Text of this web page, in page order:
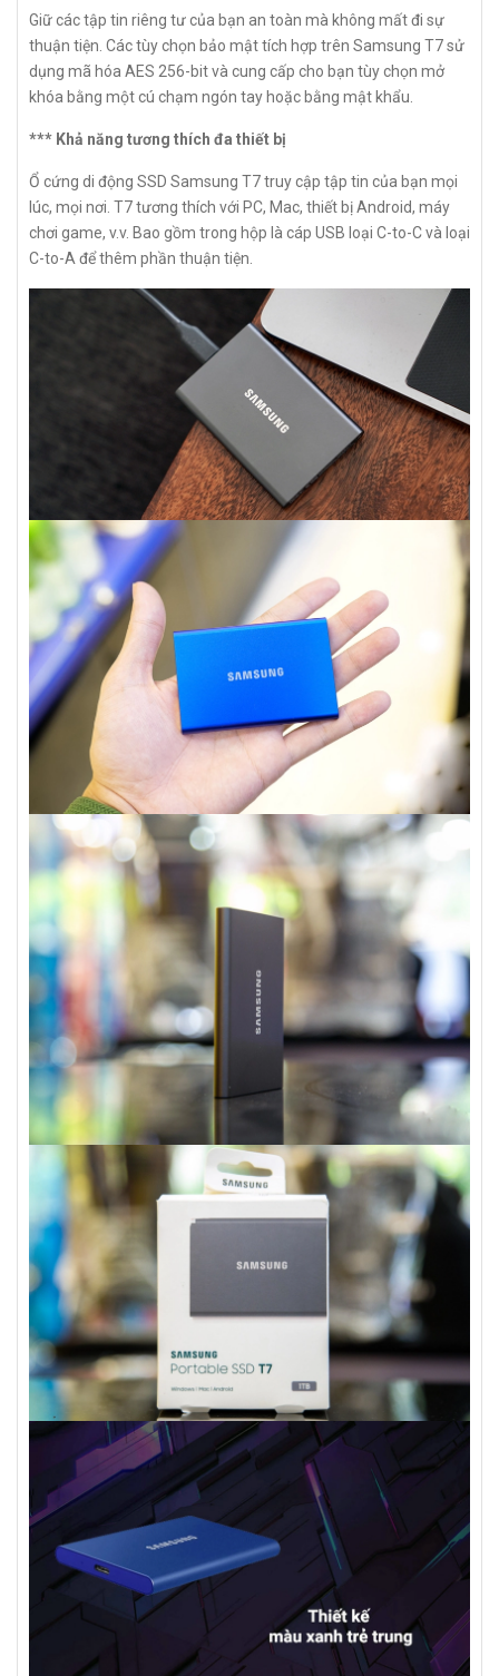
Giữ các tập tin riêng tư của bạn an toàn mà không mất đi sự
thuận tiện. Các tùy chọn bảo mật tích hợp trên Samsung T7 sử
dụng mã hóa AES 256-bit và cung cấp cho bạn tùy chọn mở
khóa bằng một cú chạm ngón tay hoặc bằng mật khẩu.
*** Khả năng tương thích đa thiết bị
Ổ cứng di động SSD Samsung T7 truy cập tập tin của bạn mọi
lúc, mọi nơi. T7 tương thích với PC, Mac, thiết bị Android, máy
chơi game, v.v. Bao gồm trong hộp là cáp USB loại C-to-C và loại
C-to-A để thêm phần thuận tiện.